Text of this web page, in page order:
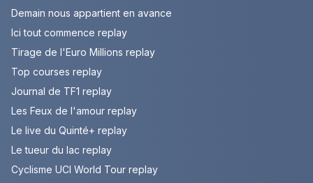
Demain nous appartient en avance
Ici tout commence replay
Tirage de l'Euro Millions replay
Top courses replay
Journal de TF1 replay
Les Feux de l'amour replay
Le live du Quinté+ replay
Le tueur du lac replay
Cyclisme UCI World Tour replay